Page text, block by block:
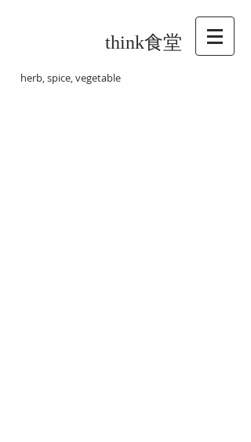
think食堂
herb, spice, vegetable